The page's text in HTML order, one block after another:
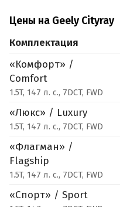
Цены на Geely Cityray
Комплектация
«Комфорт» /
Comfort
1.5T, 147 л. с., 7DCT, FWD
«Люкс» / Luxury
1.5T, 147 л. с., 7DCT, FWD
«Флагман» /
Flagship
1.5T, 147 л. с., 7DCT, FWD
«Спорт» / Sport